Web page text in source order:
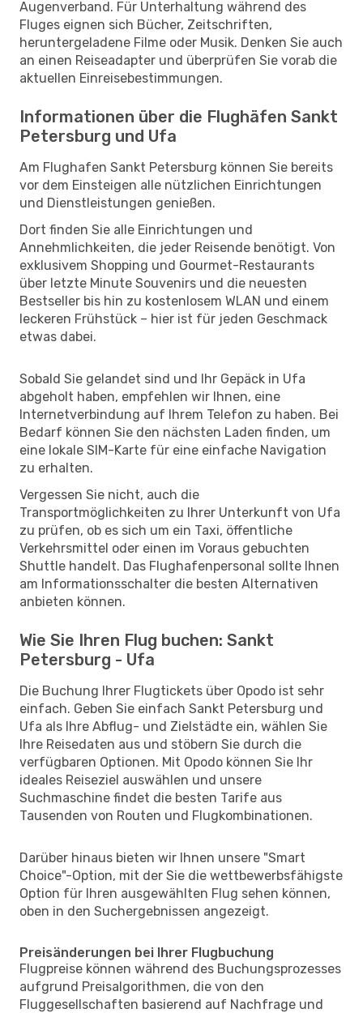
Augenverband. Für Unterhaltung während des
Fluges eignen sich Bücher, Zeitschriften,
heruntergeladene Filme oder Musik. Denken Sie auch
an einen Reiseadapter und überprüfen Sie vorab die
aktuellen Einreisebestimmungen.
Informationen über die Flughäfen Sankt
Petersburg und Ufa
Am Flughafen Sankt Petersburg können Sie bereits
vor dem Einsteigen alle nützlichen Einrichtungen
und Dienstleistungen genießen.
Dort finden Sie alle Einrichtungen und
Annehmlichkeiten, die jeder Reisende benötigt. Von
exklusivem Shopping und Gourmet-Restaurants
über letzte Minute Souvenirs und die neuesten
Bestseller bis hin zu kostenlosem WLAN und einem
leckeren Frühstück – hier ist für jeden Geschmack
etwas dabei.
Sobald Sie gelandet sind und Ihr Gepäck in Ufa
abgeholt haben, empfehlen wir Ihnen, eine
Internetverbindung auf Ihrem Telefon zu haben. Bei
Bedarf können Sie den nächsten Laden finden, um
eine lokale SIM-Karte für eine einfache Navigation
zu erhalten.
Vergessen Sie nicht, auch die
Transportmöglichkeiten zu Ihrer Unterkunft von Ufa
zu prüfen, ob es sich um ein Taxi, öffentliche
Verkehrsmittel oder einen im Voraus gebuchten
Shuttle handelt. Das Flughafenpersonal sollte Ihnen
am Informationsschalter die besten Alternativen
anbieten können.
Wie Sie Ihren Flug buchen: Sankt
Petersburg - Ufa
Die Buchung Ihrer Flugtickets über Opodo ist sehr
einfach. Geben Sie einfach Sankt Petersburg und
Ufa als Ihre Abflug- und Zielstädte ein, wählen Sie
Ihre Reisedaten aus und stöbern Sie durch die
verfügbaren Optionen. Mit Opodo können Sie Ihr
ideales Reiseziel auswählen und unsere
Suchmaschine findet die besten Tarife aus
Tausenden von Routen und Flugkombinationen.
Darüber hinaus bieten wir Ihnen unsere "Smart
Choice"-Option, mit der Sie die wettbewerbsfähigste
Option für Ihren ausgewählten Flug sehen können,
oben in den Suchergebnissen angezeigt.
Preisänderungen bei Ihrer Flugbuchung
Flugpreise können während des Buchungsprozesses
aufgrund Preisalgorithmen, die von den
Fluggesellschaften basierend auf Nachfrage und